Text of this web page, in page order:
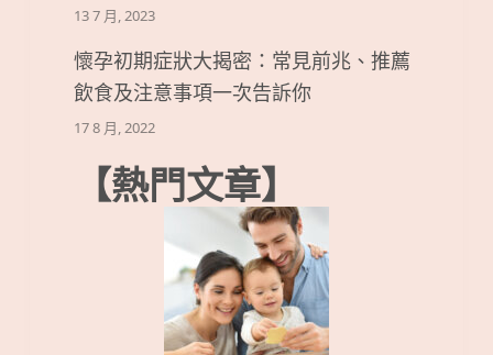
13 7 月, 2023
懷孕初期症狀大揭密：常見前兆、推薦
飲食及注意事項一次告訴你
17 8 月, 2022
【熱門文章】